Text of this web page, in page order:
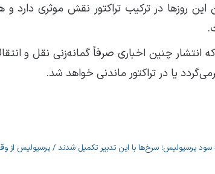
روز‌ها در ترکیب تراکتور نقش موثری دارد
چنین اخباری صرفاً گمانه‌زنی نقل و
یا در تراکتور ماندنی خواهد شد.
پرسپولیس؛ سرخ‌ها با این تدبیر تکمیل شدند / پرسپولیس از